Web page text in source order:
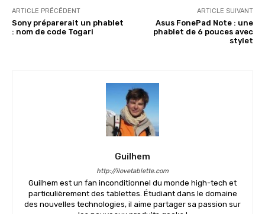
ARTICLE PRÉCÉDENT
Sony préparerait un phablet
: nom de code Togari
ARTICLE SUIVANT
Asus FonePad Note : une
phablet de 6 pouces avec
stylet
Guilhem
http://ilovetablette.com
Guilhem est un fan inconditionnel du monde high-tech et
particulièrement des tablettes. Étudiant dans le domaine
des nouvelles technologies, il aime partager sa passion sur